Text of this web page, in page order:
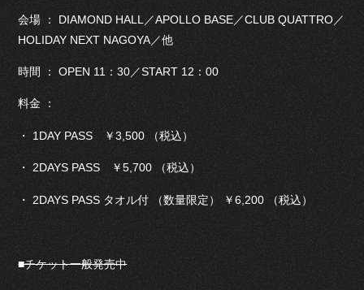
会場 ： DIAMOND HALL／APOLLO BASE／CLUB QUATTRO／
HOLIDAY NEXT NAGOYA／他
時間 ： OPEN 11：30／START 12：00
料金 ：
・ 1DAY PASS ￥3,500 （税込）
・ 2DAYS PASS ￥5,700 （税込）
・ 2DAYS PASS タオル付 （数量限定） ￥6,200 （税込）
■チケット一般発売中